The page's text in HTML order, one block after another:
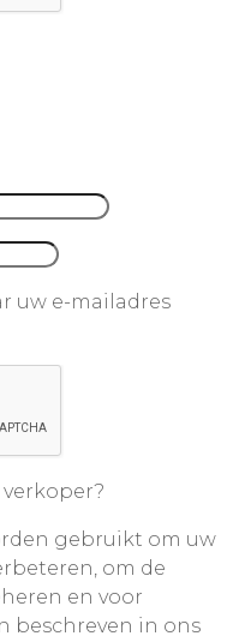
uw e-mailadres
gebruikt om uw
om de
en voor
beschreven in ons